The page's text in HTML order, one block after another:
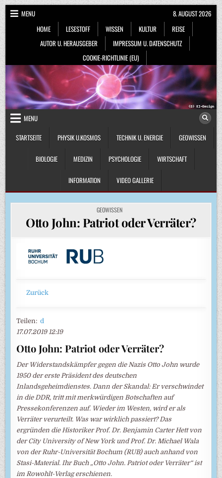
Skip
to
content
MENU
HOME
LESESTOFF WISSEN KULTUR
REISE
AUTOR U. HERAUSGEBER
IMPRESSUM U. DATENSCHUTZ
COOKIE-RICHTLINIE (EU)
8. AUGUST 2026
MENU
STARTSEITE
PHYSIK U.KOSMOS TECHNIK U. ENERGIE GEOWISSEN
BIOLOGIE MEDIZIN PSYCHOLOGIE WIRTSCHAFT
INFORMATION VIDEO GALLERIE
POSTED
IN
GEOWISSEN
Otto John: Patriot oder Verräter?
Zurück
Teilen:d
17.07.2019 12:19
Otto John: Patriot oder Verräter?
Der Widerstandskämpfer gegen die Nazis Otto John wurde
1950 der erste Präsident des deutschen
Inlandsgeheimdienstes. Dann der Skandal: Er verschwindet
in die DDR, tritt mit merkwürdigen Botschaften auf
Pressekonferenzen auf. Wieder im Westen, wird er als
Verräter verurteilt. Was war wirklich passiert? Das
ergründen die Historiker Prof. Dr. Benjamin Carter Hett von
der City University of New York und Prof. Dr. Michael Wala
von der Ruhr-Universität Bochum (RUB) auch anhand von
Stasi-Material. Ihr Buch „Otto John. Patriot oder Verräter“ ist
im Rowohlt-Verlag erschienen.